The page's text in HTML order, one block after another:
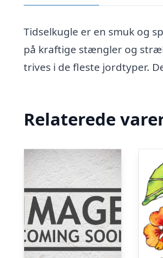
Tidselkugle er en smuk og
på kraftige stængler og
trives i de fleste jordtyper.
Relaterede